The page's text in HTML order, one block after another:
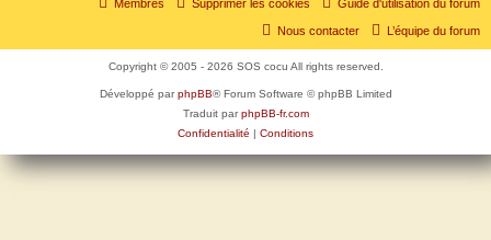
Guide d'utilisation du forum
Supprimer les cookies
Membres
L’équipe du forum
Nous contacter
Copyright © 2005 - 2026 SOS cocu All rights reserved.
Développé parphpBB® Forum Software © phpBB Limited
Traduit parphpBB-fr.com
Confidentialité | Conditions